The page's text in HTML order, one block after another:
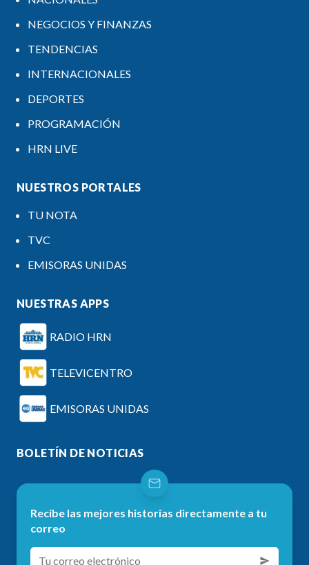
NEGOCIOS Y FINANZAS
TENDENCIAS
INTERNACIONALES
DEPORTES
PROGRAMACIÓN
HRN LIVE
NUESTROS PORTALES
TU NOTA
TVC
EMISORAS UNIDAS
NUESTRAS APPS
RADIO HRN
TELEVICENTRO
EMISORAS UNIDAS
BOLETÍN DE NOTICIAS
Recibe las mejores historias directamente a tu
correo